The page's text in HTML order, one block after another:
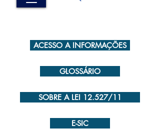
ACESSO A INFORMAÇÕES
GLOSSÁRIO
SOBRE A LEI 12.527/11
E-SIC